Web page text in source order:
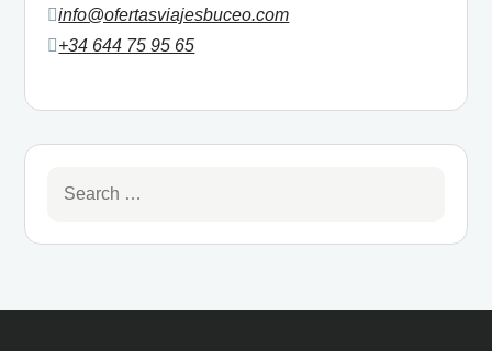
info@ofertasviajesbuceo.com
+34 644 75 95 65